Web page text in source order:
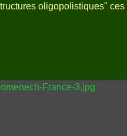
oligopolistiques" ces